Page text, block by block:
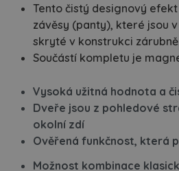
Tento čistý designový
závěsy (panty), které jsou
skryté v konstrukci
Součástí kompletu je
Vysoká užitná hodnota a
Dveře jsou z pohledové
okolní zdí
Ověřená funkčnost, která
Možnost kombinace